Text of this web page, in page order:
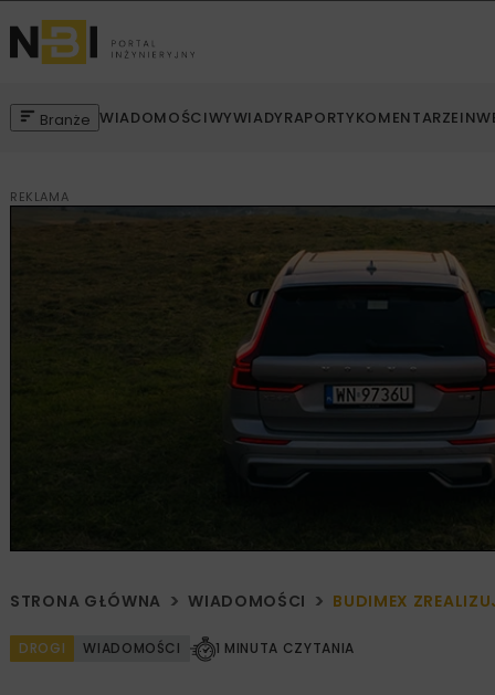
Branże WIADOMOŚCIWYWIADYRAPORTYKOMENTARZE
REKLAMA
STRONA GŁÓWNA WIADOMOŚCI BUDIMEX
DROGI WIADOMOŚCI 1 MINUTA CZYTANIA